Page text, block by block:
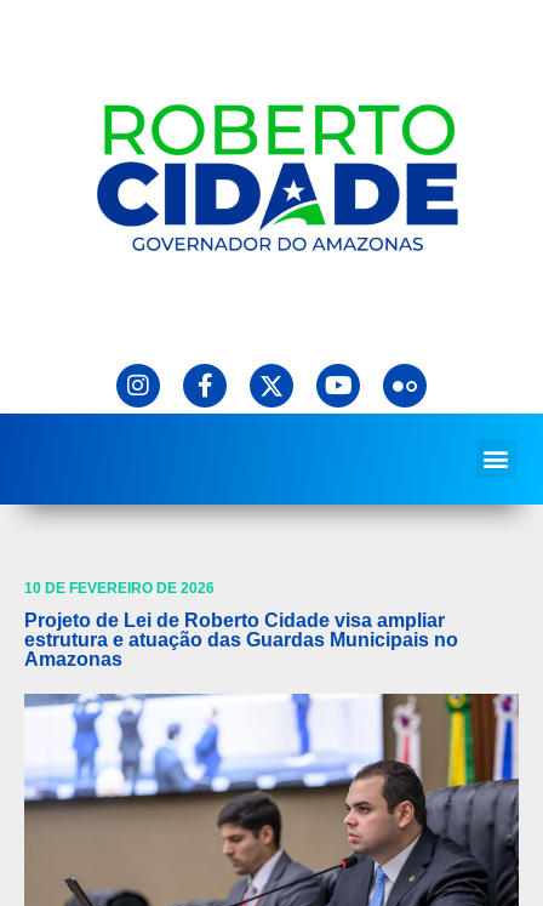
10 DE FEVEREIRO DE 2026
Projeto de Lei de Roberto Cidade visa ampliar
estrutura e atuação das Guardas Municipais no
Amazonas